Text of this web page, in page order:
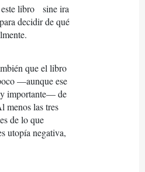
libro
sine ira
decidir de qué
que el libro
—aunque ese
importante— de
menos las tres
de lo que
utopía negativa,